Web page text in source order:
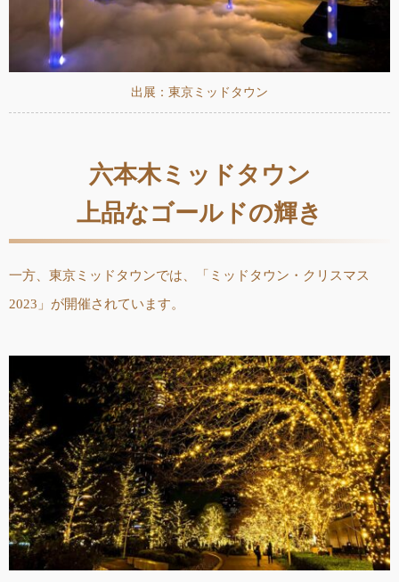
出展：東京ミッドタウン
六本木ミッドタウン
上品なゴールドの輝き
一方、東京ミッドタウンでは、「ミッドタウン・クリスマス
2023」が開催されています。